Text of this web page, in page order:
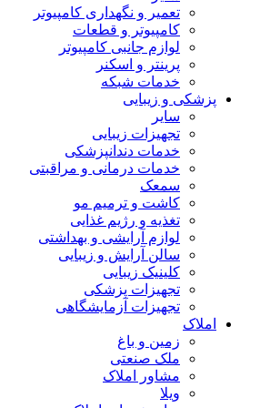
تعمیر و نگهداری کامپیوتر
کامپیوتر و قطعات
لوازم جانبی کامپیوتر
پرینتر و اسکنر
خدمات شبکه
پزشکی و زیبایی
سایر
تجهیزات زیبایی
خدمات دندانپزشکی
خدمات درمانی و مراقبتی
سمعک
کاشت و ترمیم مو
تغذیه و رژیم غذایی
لوازم آرایشی و بهداشتی
سالن آرایش و زیبایی
کلینیک زیبایی
تجهیزات پزشکی
تجهیزات آزمایشگاهی
املاک
زمین و باغ
ملک صنعتی
مشاور املاک
ویلا